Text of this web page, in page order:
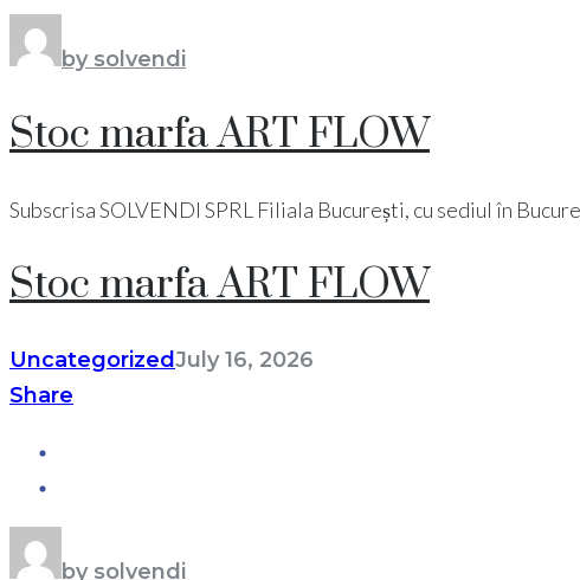
by solvendi
Stoc marfa ART FLOW
Subscrisa SOLVENDI SPRL Filiala București, cu sediul în
Stoc marfa ART FLOW
UncategorizedJuly 16, 2026
Share
by solvendi